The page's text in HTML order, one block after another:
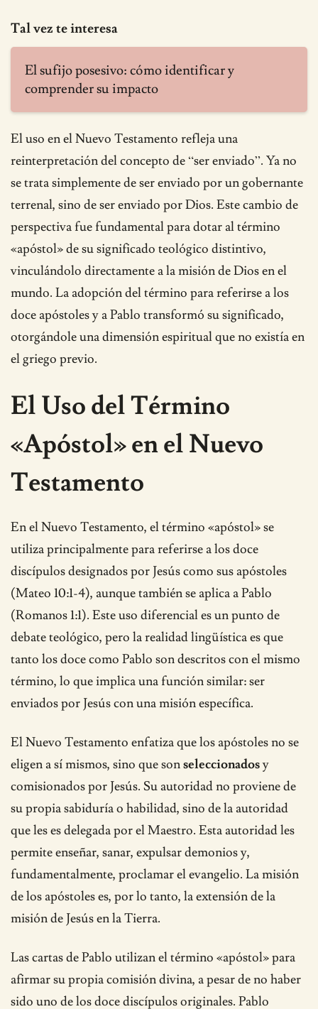
Tal vez te interesa
El sufijo posesivo: cómo identificar y
comprender su impacto
El uso en el Nuevo Testamento refleja una
reinterpretación del concepto de “ser enviado”. Ya no
se trata simplemente de ser enviado por un gobernante
terrenal, sino de ser enviado por Dios. Este cambio de
perspectiva fue fundamental para dotar al término
«apóstol» de su significado teológico distintivo,
vinculándolo directamente a la misión de Dios en el
mundo. La adopción del término para referirse a los
doce apóstoles y a Pablo transformó su significado,
otorgándole una dimensión espiritual que no existía en
el griego previo.
El Uso del Término
«Apóstol» en el Nuevo
Testamento
En el Nuevo Testamento, el término «apóstol» se
utiliza principalmente para referirse a los doce
discípulos designados por Jesús como sus apóstoles
(Mateo 10:1-4), aunque también se aplica a Pablo
(Romanos 1:1). Este uso diferencial es un punto de
debate teológico, pero la realidad lingüística es que
tanto los doce como Pablo son descritos con el mismo
término, lo que implica una función similar: ser
enviados por Jesús con una misión específica.
El Nuevo Testamento enfatiza que los apóstoles no se
eligen a sí mismos, sino que sonseleccionadosy
comisionados por Jesús. Su autoridad no proviene de
su propia sabiduría o habilidad, sino de la autoridad
que les es delegada por el Maestro. Esta autoridad les
permite enseñar, sanar, expulsar demonios y,
fundamentalmente, proclamar el evangelio. La misión
de los apóstoles es, por lo tanto, la extensión de la
misión de Jesús en la Tierra.
Las cartas de Pablo utilizan el término «apóstol» para
afirmar su propia comisión divina, a pesar de no haber
sido uno de los doce discípulos originales. Pablo